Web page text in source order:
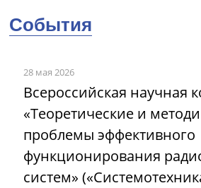
События
28 мая 2026
Всероссийская научная
«Теоретические и
проблемы эффективного
функционирования
систем»